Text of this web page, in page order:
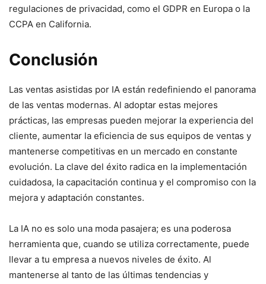
regulaciones de privacidad, como el GDPR en Europa o la
CCPA en California.
Conclusión
Las ventas asistidas por IA están redefiniendo el panorama
de las ventas modernas. Al adoptar estas mejores
prácticas, las empresas pueden mejorar la experiencia del
cliente, aumentar la eficiencia de sus equipos de ventas y
mantenerse competitivas en un mercado en constante
evolución. La clave del éxito radica en la implementación
cuidadosa, la capacitación continua y el compromiso con la
mejora y adaptación constantes.
La IA no es solo una moda pasajera; es una poderosa
herramienta que, cuando se utiliza correctamente, puede
llevar a tu empresa a nuevos niveles de éxito. Al
mantenerse al tanto de las últimas tendencias y